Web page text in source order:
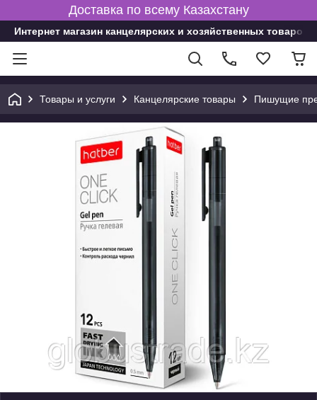
Доставка по всему Казахстану
Интернет магазин канцелярских и хозяйственных товаров
Товары и услуги Канцелярские товары Пишущие